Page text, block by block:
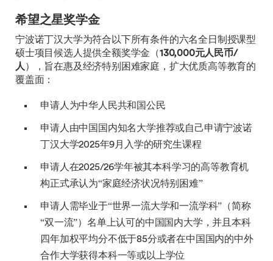
希望之星奖学金
宁波诺丁汉大学为符合以下所有条件的六名全日制授课型
硕士项目候选人提供全额奖学金（130,000元人民币/
人 ），旨在惠及经济特别困难家庭，扩大优质高等教育的
覆盖面：
申请人为中华人民共和国公民
申请人由中国国内知名大学推荐或自己申请宁波诺
丁汉大学2025年9月入学的研究生课程
申请人在2025/26学年被其本科学习的高等教育机
构正式承认为“家庭经济状况特别困难”
申请人需毕业于“世界一流大学和一流学科”（简称
“双一流”）名单上认可的中国国内大学，并且本科
四年加权平均分不低于85分或者在中国国内的中外
合作大学获得本科一等或以上学位